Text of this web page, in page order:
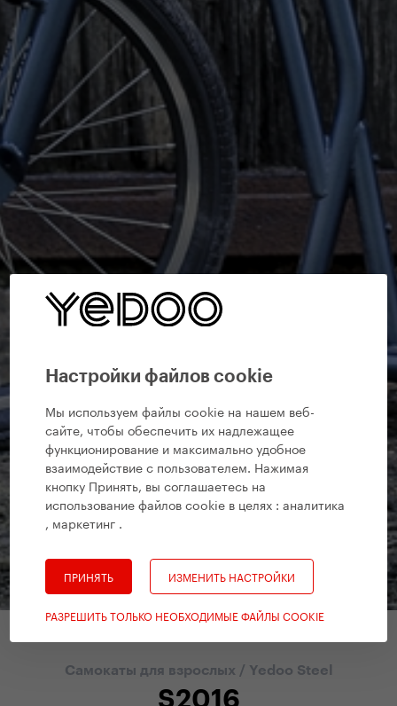
Настройки файлов cookie
Мы используем файлы cookie на нашем веб-
сайте, чтобы обеспечить их надлежащее
функционирование и максимально удобное
взаимодействие с пользователем. Нажимая
кнопку Принять, вы соглашаетесь на
использование файлов cookie в целях :аналитика
, маркетинг .
ПРИНЯТЬ ИЗМЕНИТЬ НАСТРОЙКИ
РАЗРЕШИТЬ ТОЛЬКО НЕОБХОДИМЫЕ ФАЙЛЫ COOKIE
Самокаты для взрослых / Yedoo Steel
S2016